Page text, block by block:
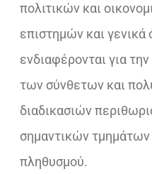
πολιτικών και
επιστημών και γενικά
ενδιαφέρονται για
των σύνθετων και
διαδικασιών
σημαντικών τμημάτων
πληθυσμού.